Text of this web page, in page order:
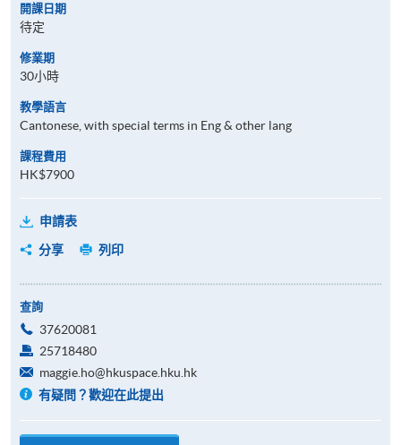
開課日期
待定
修業期
30小時
教學語言
Cantonese, with special terms in Eng & other lang
課程費用
HK$7900
申請表
分享
列印
查詢
37620081
25718480
maggie.ho@hkuspace.hku.hk
有疑問？歡迎在此提出